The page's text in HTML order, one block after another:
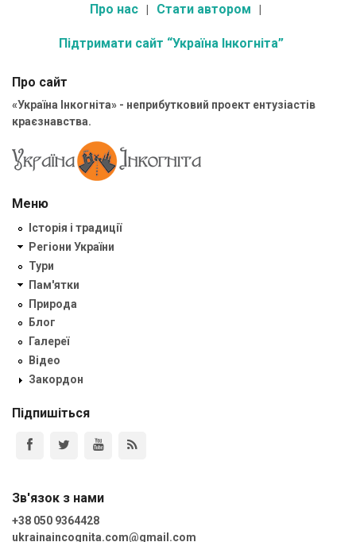
Про нас Стати автором
Підтримати сайт “Україна Інкогніта”
Про сайт
«Україна Інкогніта» - неприбутковий проект ентузіастів
краєзнавства.
Меню
Історія і традиції
Регіони України
Тури
Пам'ятки
Природа
Блог
Галереї
Відео
Закордон
Підпишіться
Зв'язок з нами
+38 050 9364428
ukrainaincognita.com@gmail.com